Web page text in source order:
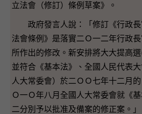
立法會（修訂）條例草案》。
政府發言人說：「修訂《行政長
法會條例》是落實二Ｏ一二年行政
所作出的修改。新安排將大大提高
並符合《基本法》、全國人民代表
人大常委會）於二ＯＯ七年十二月
Ｏ一Ｏ年八月全國人大常委會就《
二分別予以批准及備案的修正案。」